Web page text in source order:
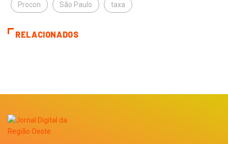
Procon São Paulo taxa
RELACIONADOS